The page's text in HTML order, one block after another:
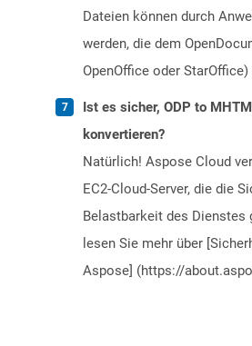
Dateien können durch
werden, die dem
OpenOffice oder
Ist es sicher, ODP to
konvertieren?
Natürlich! Aspose Cloud
EC2-Cloud-Server, die die
Belastbarkeit des Dienstes
lesen Sie mehr über
Aspose] (https://